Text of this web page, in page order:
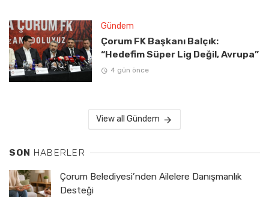
Gündem
Çorum FK Başkanı Balçık:
“Hedefim Süper Lig Değil, Avrupa”
4 gün önce
View all Gündem
SON HABERLER
Çorum Belediyesi’nden Ailelere Danışmanlık
Desteği